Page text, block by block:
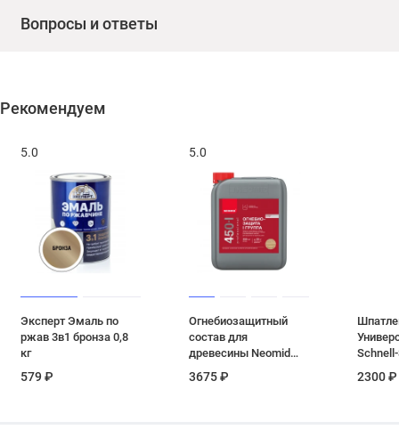
Вопросы и ответы
Рекомендуем
5.0
Эксперт Эмаль по
ржав 3в1 бронза 0,8
кг
579 ₽
5.0
Огнебиозащитный
состав для
древесины Neomid
450 1 группа
бесцветный 10 кг
3675 ₽
1,3 кг
2300 ₽